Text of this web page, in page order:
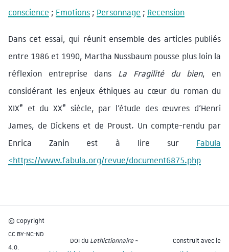
conscience ; Emotions ; Personnage ; Recension
Dans cet essai, qui réunit ensemble des articles publiés
entre 1986 et 1990, Martha Nussbaum pousse plus loin la
réflexion entreprise dans La Fragilité du bien, en
considérant les enjeux éthiques au cœur du roman du
XIXe et du XXe
siècle, par l’étude des œuvres d’Henri
James, de Dickens et de Proust. Un compte-rendu par
Enrica Zanin est à lire sur Fabula
<https://www.fabula.org/revue/document6875.php
© Copyright
CC BY-NC-ND
4.0.
DOI du Lethictionnaire~
Construit avec le